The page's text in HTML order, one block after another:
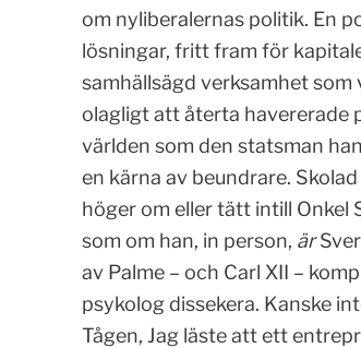
om nyliberalernas politik. En
lösningar, fritt fram för
samhällsägd verksamhet
olagligt att återta havererade
världen som den statsman
en kärna av beundrare.
höger om eller tätt intill
som om han, in person, är
av Palme – och Carl XII –
psykolog dissekera. Kanske
Tågen, Jag läste att ett